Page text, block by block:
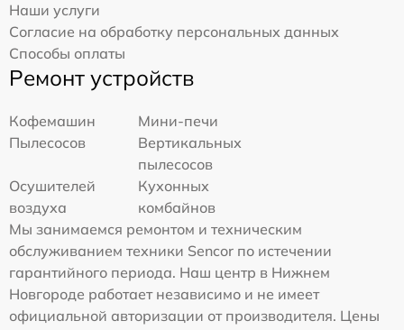
Наши услуги
Согласие на обработку персональных данных
Способы оплаты
Ремонт устройств
Кофемашин
Мини-печи
Пылесосов
Вертикальных
пылесосов
Осушителей
воздуха
Кухонных
комбайнов
Мы занимаемся ремонтом и техническим
обслуживанием техники Sencor по истечении
гарантийного периода. Наш центр в Нижнем
Новгороде работает независимо и не имеет
официальной авторизации от производителя. Цены